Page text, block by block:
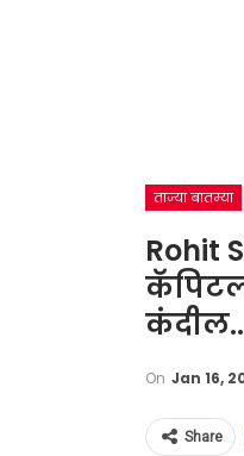
ताज्या बातम्या
Rohit
कंदील..
On Jan 16,
Share